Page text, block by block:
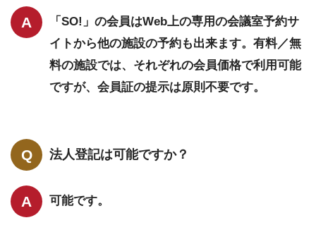
「SO!」の会員はWeb上の専用の会議室予約サ
イトから他の施設の予約も出来ます。有料／無
料の施設では、それぞれの会員価格で利用可能
ですが、会員証の提示は原則不要です。
法人登記は可能ですか？
可能です。